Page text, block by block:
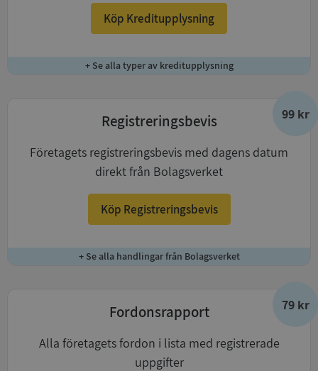
Köp Kreditupplysning
+ Se alla typer av kreditupplysning
99 kr
Registreringsbevis
Företagets registreringsbevis med dagens datum
direkt från Bolagsverket
Köp Registreringsbevis
+ Se alla handlingar från Bolagsverket
79 kr
Fordonsrapport
Alla företagets fordon i lista med registrerade
uppgifter